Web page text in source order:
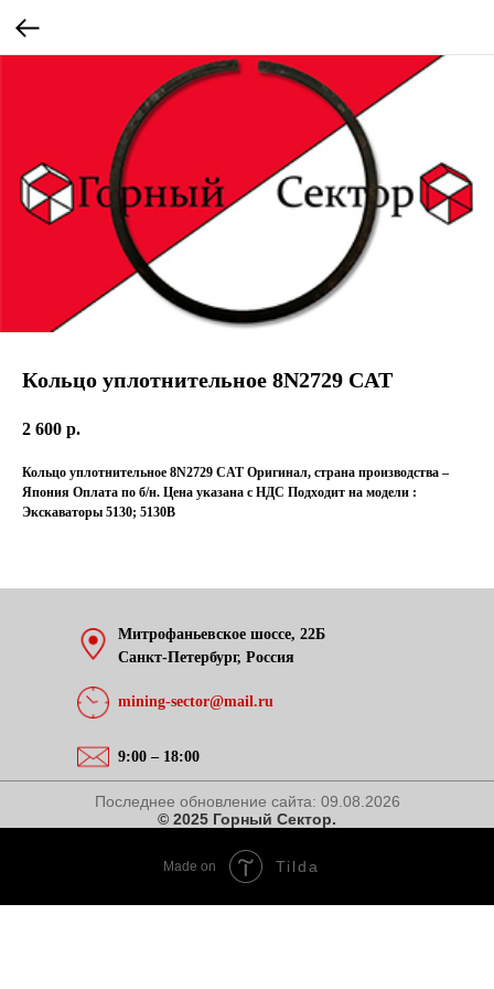
Кольцо уплотнительное 8N2729 CAT
2 600 р.
Кольцо уплотнительное 8N2729 CAT Оригинал, страна производства –
Япония Оплата по б/н. Цена указана с НДС Подходит на модели :
Экскаваторы 5130; 5130B
Митрофаньевское шоссе, 22Б
Санкт-Петербург, Россия
mining-sector@mail.ru
9:00 – 18:00
Последнее обновление сайта: 09.08.2026
© 2025 Горный Сектор.
Made on Tilda